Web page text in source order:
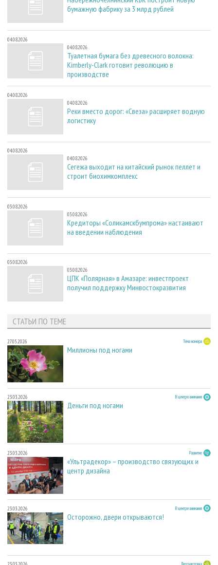
бумажную фабрику за 3 млрд рублей
04.08.2026
04.08.2026
Туалетная бумага без древесного волокна:
Kimberly-Clark готовит революцию в
производстве
04.08.2026
04.08.2026
Реки вместо дорог: «Свеза» расширяет водную
логистику
04.08.2026
04.08.2026
Сегежа выходит на китайский рынок пеллет и
строит биохимкомплекс
03.08.2026
03.08.2026
Кредиторы «Соликамскбумпрома» настаивают
на введении наблюдения
03.08.2026
03.08.2026
ЦПК «Полярная» в Амазаре: инвестпроект
получил поддержку Минвостокразвития
СТАТЬИ ПО ТЕМЕ
27.05.2026 Тема номера
Миллионы под ногами
23.03.2026 В центре внимания
Деньги под ногами
23.03.2026 Развитие
«Ультрадекор» – производство связующих и
центр дизайна
23.03.2026 В центре внимания
Осторожно, двери открываются!